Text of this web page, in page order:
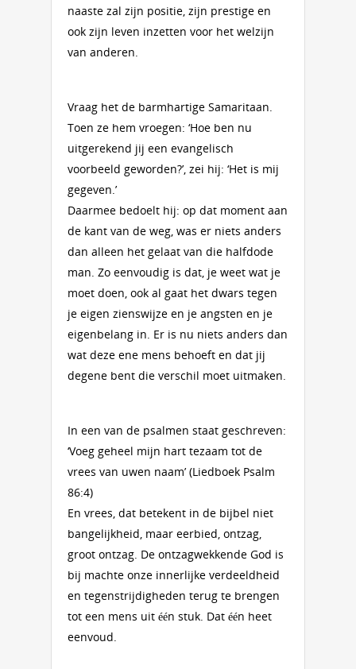
naaste zal zijn positie, zijn prestige en
ook zijn leven inzetten voor het welzijn
van anderen.
Vraag het de barmhartige Samaritaan.
Toen ze hem vroegen: ‘Hoe ben nu
uitgerekend jij een evangelisch
voorbeeld geworden?’, zei hij: ‘Het is mij
gegeven.’
Daarmee bedoelt hij: op dat moment aan
de kant van de weg, was er niets anders
dan alleen het gelaat van die halfdode
man. Zo eenvoudig is dat, je weet wat je
moet doen, ook al gaat het dwars tegen
je eigen zienswijze en je angsten en je
eigenbelang in. Er is nu niets anders dan
wat deze ene mens behoeft en dat jij
degene bent die verschil moet uitmaken.
In een van de psalmen staat geschreven:
‘Voeg geheel mijn hart tezaam tot de
vrees van uwen naam’ (Liedboek Psalm
86:4)
En vrees, dat betekent in de bijbel niet
bangelijkheid, maar eerbied, ontzag,
groot ontzag. De ontzagwekkende God is
bij machte onze innerlijke verdeeldheid
en tegenstrijdigheden terug te brengen
tot een mens uit één stuk. Dat één heet
eenvoud.